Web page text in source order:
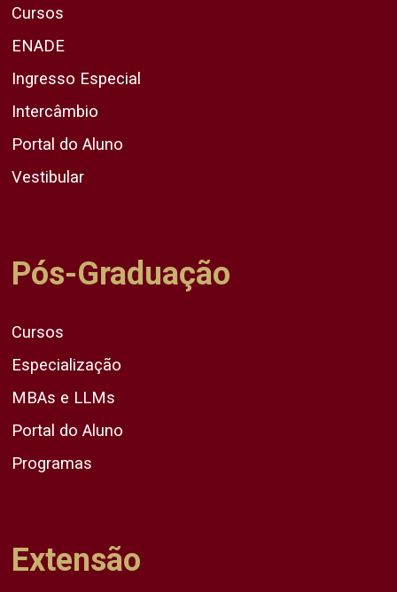
Cursos
ENADE
Ingresso Especial
Intercâmbio
Portal do Aluno
Vestibular
Pós-Graduação
Cursos
Especialização
MBAs e LLMs
Portal do Aluno
Programas
Extensão